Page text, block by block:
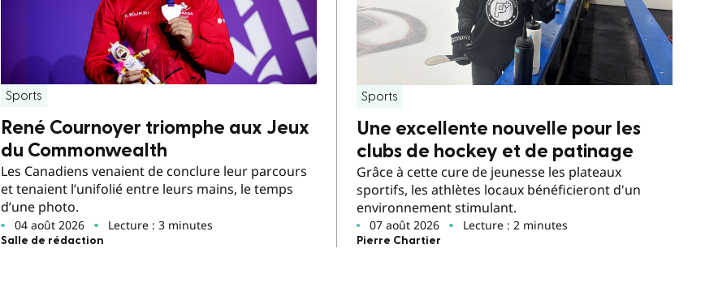
Sports
René Cournoyer triomphe aux Jeux
du Commonwealth
Les Canadiens venaient de conclure leur parcours
et tenaient l’unifolié entre leurs mains, le temps
d’une photo.
04 août 2026 Lecture : 3 minutes
Salle de rédaction
Sports
Une excellente nouvelle pour les
clubs de hockey et de patinage
Grâce à cette cure de jeunesse les plateaux
sportifs, les athlètes locaux bénéficieront d'un
environnement stimulant.
07 août 2026 Lecture : 2 minutes
Pierre Chartier